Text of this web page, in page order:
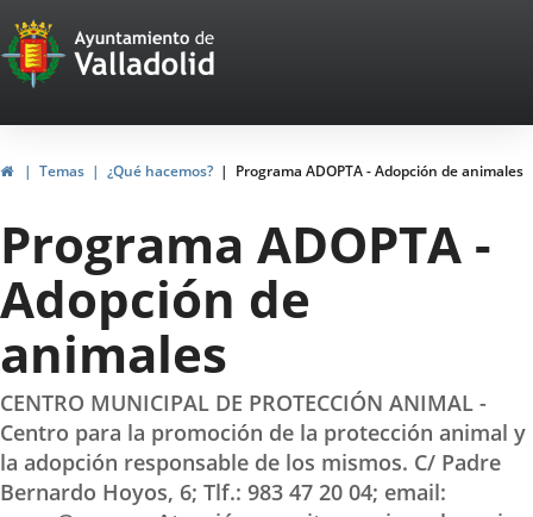
Portal
Web
del
Ayuntamiento
de
Valladolid
HomeTemas ¿Qué hacemos? Programa ADOPTA - Adopción de animales
Programa ADOPTA -
Adopción de
animales
CENTRO MUNICIPAL DE PROTECCIÓN ANIMAL -
Centro para la promoción de la protección animal y
la adopción responsable de los mismos. C/ Padre
Bernardo Hoyos, 6; Tlf.: 983 47 20 04; email: